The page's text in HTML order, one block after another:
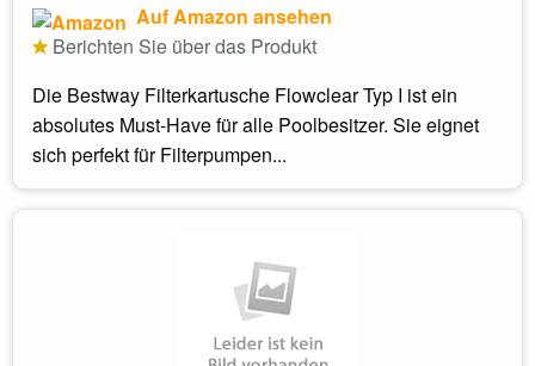
Auf Amazon ansehen
Berichten Sie über das Produkt
Die Bestway Filterkartusche Flowclear Typ I ist ein
absolutes Must-Have für alle Poolbesitzer. Sie eignet
sich perfekt für Filterpumpen...